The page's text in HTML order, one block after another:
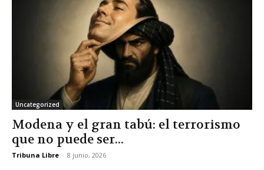
Uncategorized
Modena y el gran tabú: el terrorismo
que no puede ser...
Tribuna Libre - 8 junio, 2026